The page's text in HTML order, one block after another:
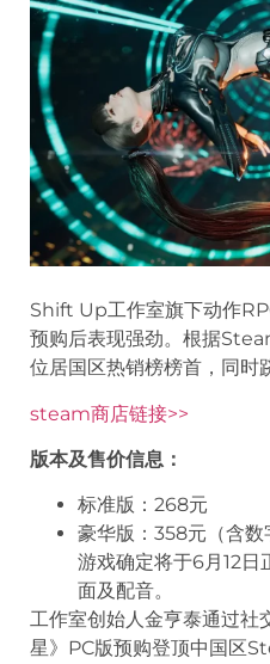
Shift Up工作室旗下动作
预购后表现强劲。根据
位居国区热销榜榜首，同时
steam商店链接>>
版本及售价信息：
标准版：268元
豪华版：358元（含数
游戏确定将于6月12日
面及配音。
工作室创始人金亨泰通过社
星》PC版预购登顶中国区